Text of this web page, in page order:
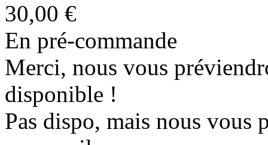
30,00 €
En pré-commande
Merci, nous vous
disponible !
Pas dispo, mais nous vous